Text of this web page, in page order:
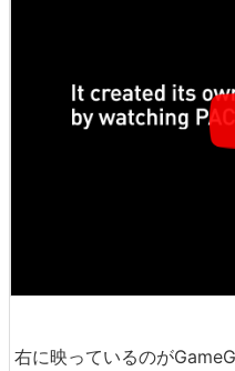
右に映っているのが